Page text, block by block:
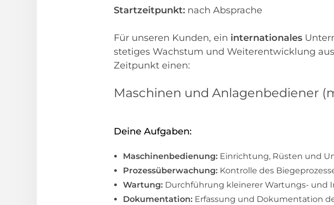
Startzeitpunkt: nach Absprache
Für unseren Kunden, ein internationales
stetiges Wachstum und Weiterentwicklung
Zeitpunkt einen:
Maschinen und Anlagenbediener
Deine Aufgaben:
Maschinenbedienung: Einrichtung, Rüsten und
Prozessüberwachung: Kontrolle des
Wartung: Durchführung kleinerer Wartungs- und
Dokumentation: Erfassung und Dokumentation